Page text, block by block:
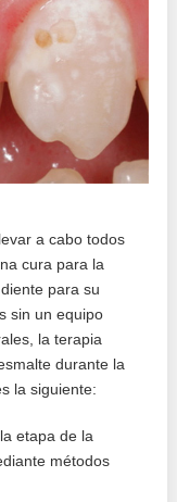
a cabo todos
cura para la
para su
sin un equipo
la terapia
durante la
la siguiente:
etapa de la
métodos